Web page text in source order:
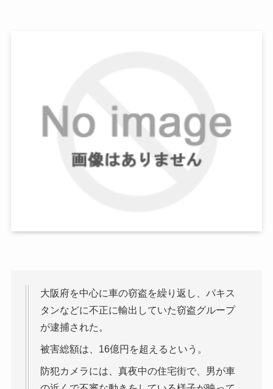
大阪府を中心に車の窃盗を繰り返し、パキス
タンなどに不正に輸出していた窃盗グループ
が逮捕された。
被害総額は、16億円を超えるという。
防犯カメラには、真夜中の住宅街で、男が車